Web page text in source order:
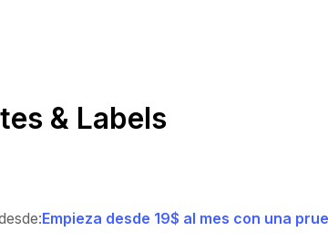
& Labels
Empieza desde 19$ al mes con una